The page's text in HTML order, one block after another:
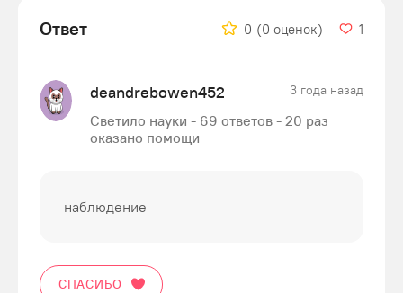
Ответ 0 (0 оценок) 1
deandrebowen452 3 года назад
Светило науки - 69 ответов - 20 раз
оказано помощи
наблюдение
СПАСИБО